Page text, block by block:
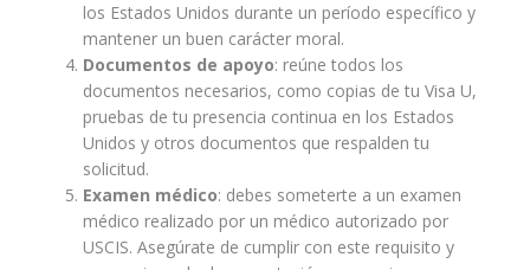
los Estados Unidos durante un período específico y
mantener un buen carácter moral.
Documentos de apoyo: reúne todos los
documentos necesarios, como copias de tu Visa U,
pruebas de tu presencia continua en los Estados
Unidos y otros documentos que respalden tu
solicitud.
Examen médico: debes someterte a un examen
médico realizado por un médico autorizado por
USCIS. Asegúrate de cumplir con este requisito y